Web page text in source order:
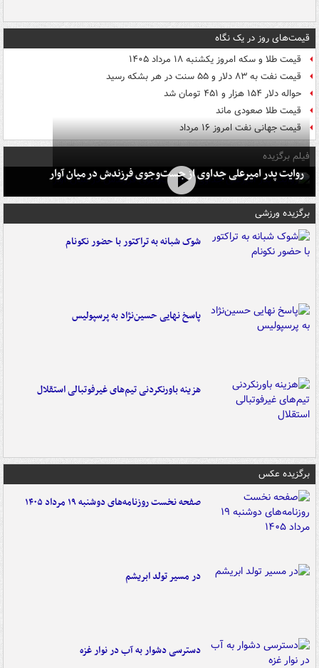
قیمت‌های روز در یک نگاه
قیمت طلا و سکه امروز یکشنبه ۱۸ مرداد ۱۴۰۵
قیمت نفت به ۸۳ دلار و ۵۵ سنت در هر بشکه رسید
حواله دلار ۱۵۴ هزار و ۴۵۱ تومان شد
قیمت طلا صعودی ماند
قیمت جهانی نفت امروز ۱۶ مرداد
فیلم برگزیده
روایت پدر امیرعلی جداوی از جست‌وجوی فرزندش در میان آوار
برگزیده ورزشی
شوک شبانه به تراکتور با حضور نکونام
پاسخ نهایی حسین‌نژاد به پرسپولیس
هزینه باورنکردنی تیم‌های غیرفوتبالی استقلال
برگزیده عکس
صفحه نخست روزنامه‌های دوشنبه ۱۹ مرداد ۱۴۰۵
در مسیر تولد ابریشم
دسترسی دشوار به آب در نوار غزه